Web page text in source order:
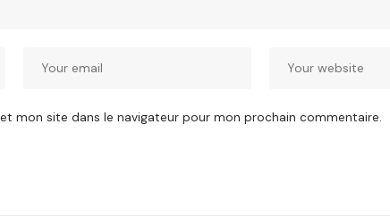
mon site dans le navigateur pour mon prochain commentaire.